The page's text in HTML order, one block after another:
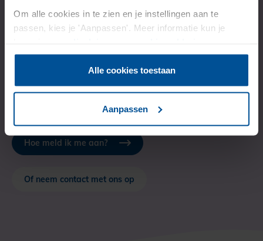
Om alle cookies in te zien en je instellingen aan te
passen, kies je 'Aanpassen'. Meer informatie kun je
Alle cookies toestaan
Aanpassen
Kijk dan op de aanmeldpagina welke stappen je kan
zetten.
Of neem contact met ons op als je vragen hebt.
Bijvoorbeeld over onze begeleiding naar herstel.
Hoe meld ik me aan?
Of neem contact met ons op